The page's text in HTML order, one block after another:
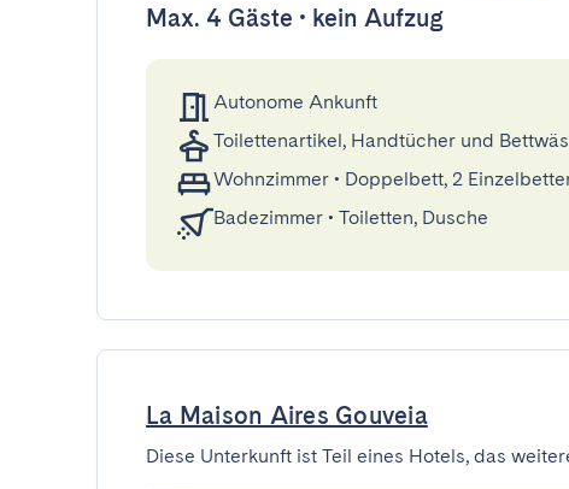
Max. 4 Gäste • kein Aufzug
Autonome Ankunft
Toilettenartikel, Handtücher und
Wohnzimmer • Doppelbett, 2
Badezimmer • Toiletten, Dusche
La Maison Aires Gouveia
Diese Unterkunft ist Teil eines Hotels, das